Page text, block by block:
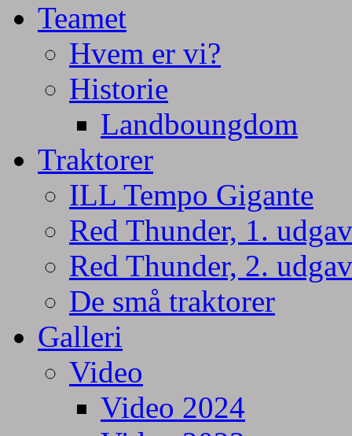
Teamet
Hvem er vi?
Historie
Landboungdom
Traktorer
ILL Tempo Gigante
Red Thunder, 1.
Red Thunder, 2.
De små traktorer
Galleri
Video
Video 2024